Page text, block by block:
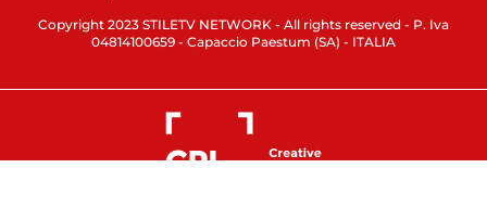
Copyright 2023 STILETV NETWORK - All rights reserved - P. Iva
04814100659 - Capaccio Paestum (SA) - ITALIA